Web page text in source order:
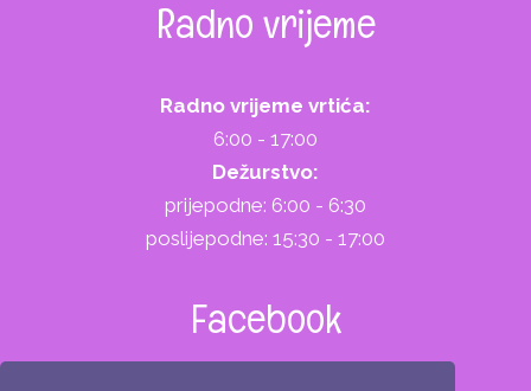
Radno vrijeme
Radno vrijeme vrtića:
6:00 - 17:00
Dežurstvo:
prijepodne: 6:00 - 6:30
poslijepodne: 15:30 - 17:00
Facebook